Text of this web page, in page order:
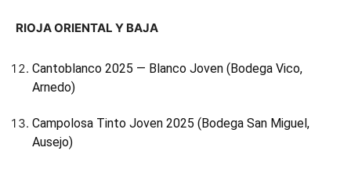
RIOJA ORIENTAL Y BAJA
Cantoblanco 2025 — Blanco Joven (Bodega Vico,
Arnedo)
Campolosa Tinto Joven 2025 (Bodega San Miguel,
Ausejo)